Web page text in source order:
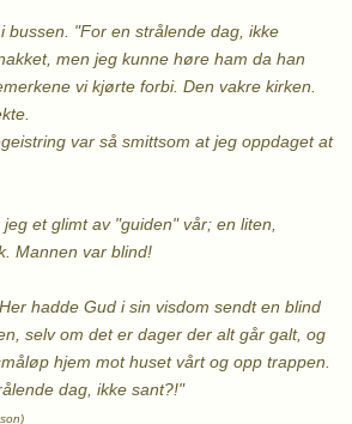
"For en strålende dag, ikke
men jeg kunne høre ham da han
vi kjørte forbi. Den vakre kirken.
var så smittsom at jeg oppdaget at
et glimt av "guiden" vår; en liten,
Mannen var blind!
hadde Gud i sin visdom sendt en blind
selv om det er dager der alt går galt, og
hjem mot huset vårt og opp trappen.
dag, ikke sant?!"